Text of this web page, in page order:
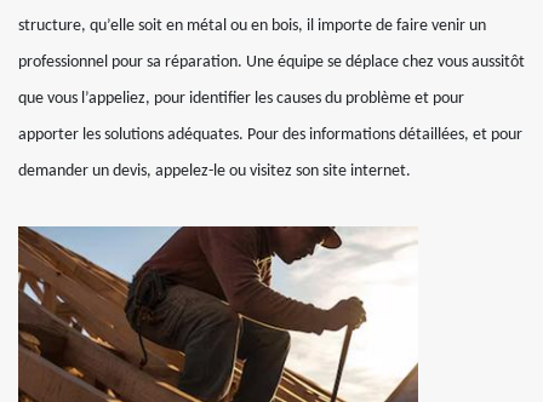
structure, qu’elle soit en métal ou en bois, il importe de faire venir un
professionnel pour sa réparation. Une équipe se déplace chez vous aussitôt
que vous l’appeliez, pour identifier les causes du problème et pour
apporter les solutions adéquates. Pour des informations détaillées, et pour
demander un devis, appelez-le ou visitez son site internet.